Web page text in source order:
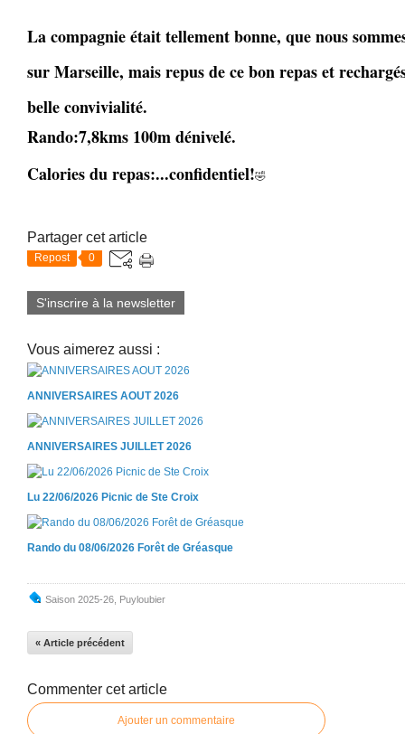
La compagnie était tellement bonne, que nous
sur Marseille, mais repus de ce bon repas et
belle convivialité.
Rando:7,8kms 100m dénivelé.
Calories du repas:...confidentiel!🤣
Partager cet article
Repost 0
S'inscrire à la newsletter
Vous aimerez aussi :
ANNIVERSAIRES AOUT 2026
ANNIVERSAIRES JUILLET 2026
Lu 22/06/2026 Picnic de Ste Croix
Rando du 08/06/2026 Forêt de Gréasque
Saison 2025-26 Puyloubier
« Article précédent
Commenter cet article
Ajouter un commentaire